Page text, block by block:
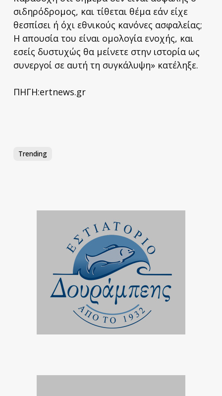
σιδηρόδρομος, και τίθεται θέμα εάν είχε
θεσπίσει ή όχι εθνικούς κανόνες ασφαλείας;
Η απουσία του είναι ομολογία ενοχής, και
εσείς δυστυχώς θα μείνετε στην ιστορία ως
συνεργοί σε αυτή τη συγκάλυψη» κατέληξε.
ΠΗΓΗ:ertnews.gr
Trending